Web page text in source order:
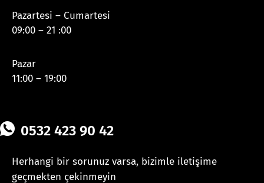
Pazartesi – Cumartesi
09:00 – 21 :00
Pazar
11:00 – 19:00
0532 423 90 42
Herhangi bir sorunuz varsa, bizimle iletişime
geçmekten çekinmeyin